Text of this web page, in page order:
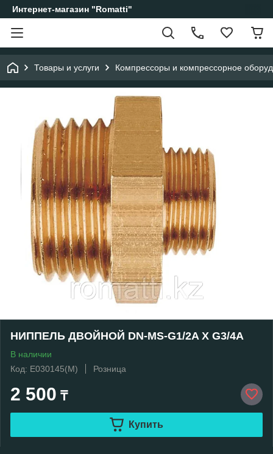
Интернет-магазин "Romatti"
Товары и услуги Компрессоры и компрессорное
НИППЕЛЬ ДВОЙНОЙ DN-MS-G1/2A X G3/4A
В наличии
Код: E030145(М)
Розница
2 500 ₸
Купить